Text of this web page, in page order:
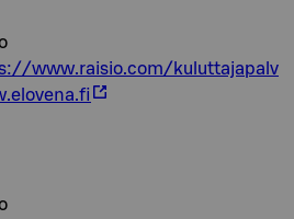
www.raisio.com/kuluttajapalv